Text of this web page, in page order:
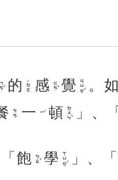
ㄇㄢˇ 的 ˙ㄉㄜ 感 ㄍㄢˇ 覺 ㄐㄩㄝˊ 。如
ㄘㄢ 一 ㄧˊ 頓 ㄉㄨㄣˋ 」、「
飽 ㄅㄠˇ 學 ㄒㄩㄝˊ 」、「